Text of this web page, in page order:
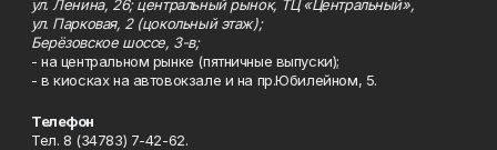
ул. Ленина, 26; центральный рынок, ТЦ «Центральный»,
ул. Парковая, 2 (цокольный этаж);
Берёзовское шоссе, 3-в;
- на центральном рынке (пятничные выпуски);
- в киосках на автовокзале и на пр.Юбилейном, 5.
Телефон
Тел. 8 (34783) 7-42-62.